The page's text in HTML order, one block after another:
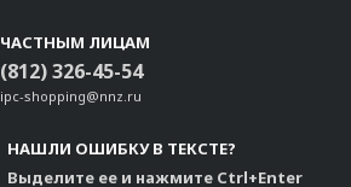
ЧАСТНЫМ ЛИЦАМ
(812) 326-45-54
ipc-shopping@nnz.ru
НАШЛИ ОШИБКУ В ТЕКСТЕ?
Выделите ее и нажмите Ctrl+Enter